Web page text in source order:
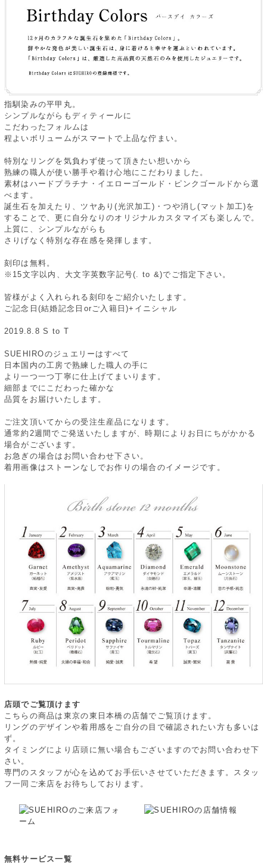
指馴染みの平甲丸。
シンプルながらもディティールに
こだわったフォルムは
程よいボリュームがスマートで上品な佇まい。
特別なリングを気負わず使って頂きたい想いから
熟練の職人が使い勝手や着け心地にこだわりました。
素材はハードプラチナ・イエローゴールド・ピンクゴールドから選
べます。
誕生石を加えたり、ツヤあり(光沢加工)・つや消し(マット加工)を
することで、更に自分なりのオリジナルカスタマイズも楽しんで。
上質に、シンプルながらも
さりげなく特別な存在感を発揮します。
刻印は無料。
※15文字以内、大文字英数字記号(. to &)でご指定下さい。
皆様がよく入れられる刻印をご紹介いたします。
ご記念日(結婚記念日orご入籍日)+イニシャル
2019.8.8 S to T
SUEHIROのジュエリーはすべて
日本国内の工房で熟練した職人の手に
より一つ一つ丁寧に仕上げてまいります。
細部までにこだわった確かな
品質をお届けいたします。
ご注文頂いてからの受注生産品になります。
通常約2週間でご発送いたしますが、時期によりお日にちがかかる
場合がございます。
お急ぎの場合はお問い合わせ下さい。
着用画像はストーンなしでお作りの場合のイメージです。
店頭でご覧頂けます
こちらの商品は東京の東日本橋の店舗でご覧頂けます。
リングのデザインや着用感をご自分の目で確認されたい方も多いは
ず。
タイミングにより店頭に無い場合もございますのでお問い合わせ下
さい。
専門のスタッフが心を込めてお手伝いさせていただきます。スタッ
フ一同ご来店をお待ちしております。
無料サービス一覧